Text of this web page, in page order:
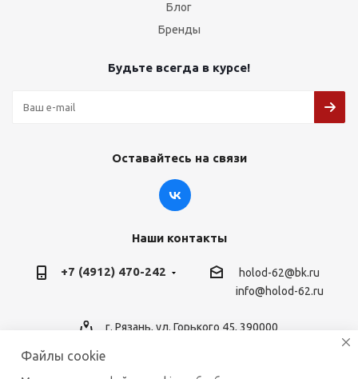
Блог
Бренды
Будьте всегда в курсе!
Оставайтесь на связи
Наши контакты
+7 (4912) 470-242
holod-62@bk.ru
info@holod-62.ru
г. Рязань, ул. Горького 45, 390000
Файлы cookie